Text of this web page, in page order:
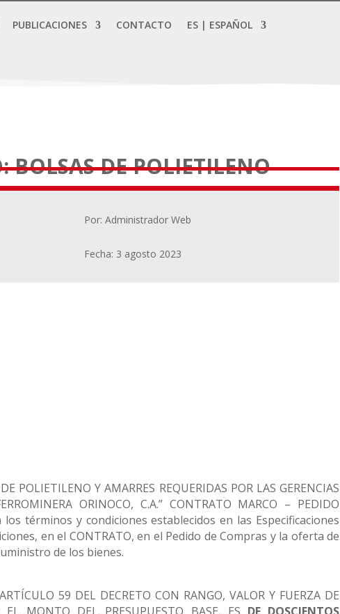
PUBLICACIONES CONTACTO ES | ESPAÑOL
BOLSAS DE POLIETILENO
Por: Administrador Web
Fecha: 3 agosto 2023
POLIETILENO Y AMARRES REQUERIDAS POR LAS GERENCIAS
ORINOCO, C.A.” CONTRATO MARCO – PEDIDO
términos y condiciones establecidos en las Especificaciones
en el CONTRATO, en el Pedido de Compras y la oferta de
de los bienes.
59 DEL DECRETO CON RANGO, VALOR Y FUERZA DE
EL MONTO DEL PRESUPUESTO BASE, ES DE DOSCIENTOS